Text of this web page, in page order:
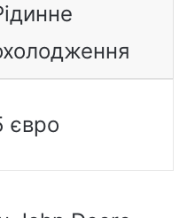
євро